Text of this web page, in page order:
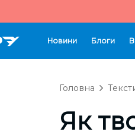
Новини Блоги
Головна
Як